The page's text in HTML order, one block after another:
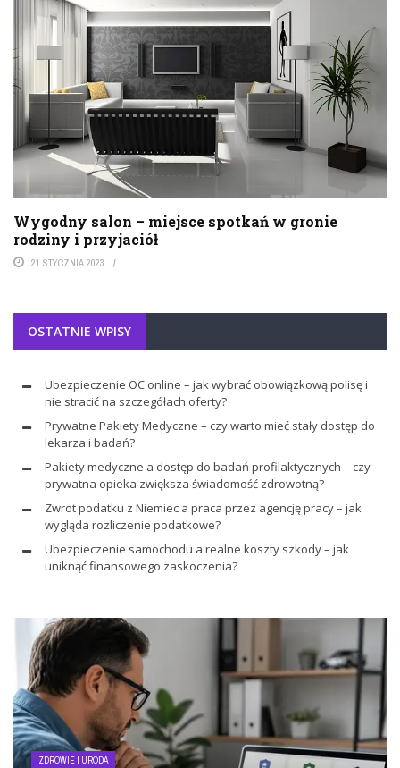
Wygodny salon – miejsce spotkań w gronie
rodziny i przyjaciół
21 STYCZNIA 2023
OSTATNIE WPISY
Ubezpieczenie OC online – jak wybrać obowiązkową polisę i
nie stracić na szczegółach oferty?
Prywatne Pakiety Medyczne – czy warto mieć stały dostęp do
lekarza i badań?
Pakiety medyczne a dostęp do badań profilaktycznych – czy
prywatna opieka zwiększa świadomość zdrowotną?
Zwrot podatku z Niemiec a praca przez agencję pracy – jak
wygląda rozliczenie podatkowe?
Ubezpieczenie samochodu a realne koszty szkody – jak
uniknąć finansowego zaskoczenia?
ZDROWIE I URODA